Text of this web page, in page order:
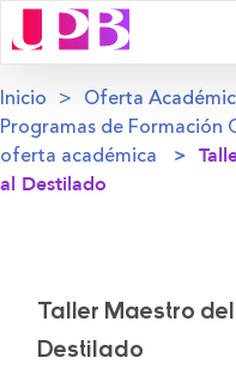
Inicio Oferta
Programas de Formación
oferta académica
al Destilado
Taller Maestro
Destilado